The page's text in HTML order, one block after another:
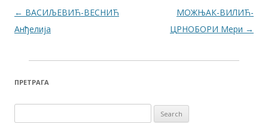
Post navigation
← ВАСИЉЕВИЋ-ВЕСНИЋ
Анђелија
МОЖЊАК-ВИЛИЋ-
ЦРНОБОРИ Мери →
ПРЕТРАГА